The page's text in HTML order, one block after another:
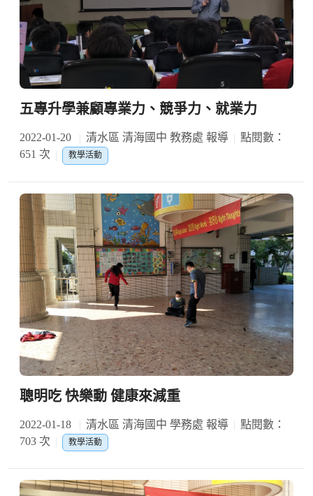
五專升學兼顧專業力、競爭力、就業力
2022-01-20 清水區 清海國中 教務處 報導
點閱數：
651 次
教學活動
聰明吃 快樂動 健康來減重
2022-01-18 清水區 清海國中 學務處 報導
點閱數：
703 次
教學活動